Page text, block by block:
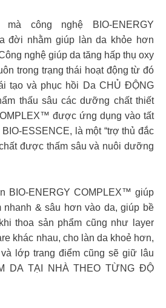
công nghệ BIO-ENERGY
đời nhằm giúp làn da khỏe hơn
nghệ giúp da tăng hấp thụ oxy
trong trạng thái hoạt động từ đó
tạo và phục hồi Da CHỦ ĐỘNG
thấu sâu các dưỡng chất thiết
được ứng dụng vào tất
ESSENCE, là một “trợ thủ đắc
được thấm sâu và nuôi dưỡng
BIO-ENERGY COMPLEX™ giúp
nhanh & sâu hơn vào da, giúp bề
thoa sản phẩm cũng như layer
khác nhau, cho làn da khoẻ hơn,
lớp trang điểm cũng sẽ giữ lâu
DA TẠI NHÀ THEO TỪNG ĐỘ